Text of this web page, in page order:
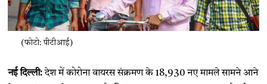
(फोटो: पीटीआई)
नई दिल्ली:देश में कोरोना वायरस संक्रमण के 18,930 नए मामले सामने आने